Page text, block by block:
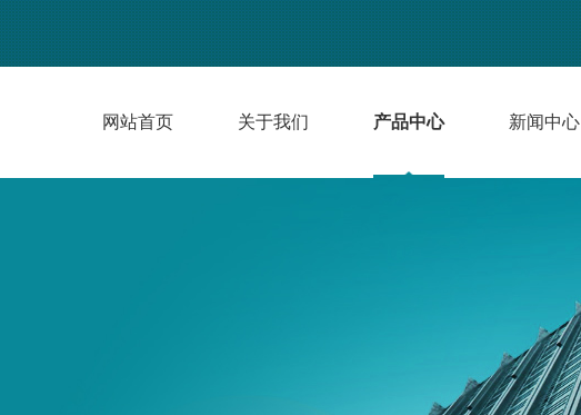
网站首页 关于我们 产品中心 新闻中心